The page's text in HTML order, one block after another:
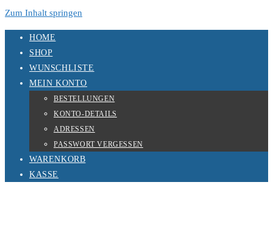
Zum Inhalt springen
HOME
SHOP
WUNSCHLISTE
MEIN KONTO
BESTELLUNGEN
KONTO-DETAILS
ADRESSEN
PASSWORT VERGESSEN
WARENKORB
KASSE